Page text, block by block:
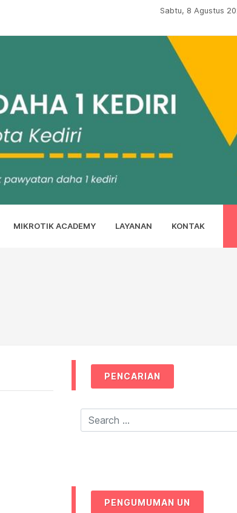
Sabtu, 8 Agustus
MIKROTIK ACADEMY LAYANAN KONTAK
PENCARIAN
PENGUMUMAN UN